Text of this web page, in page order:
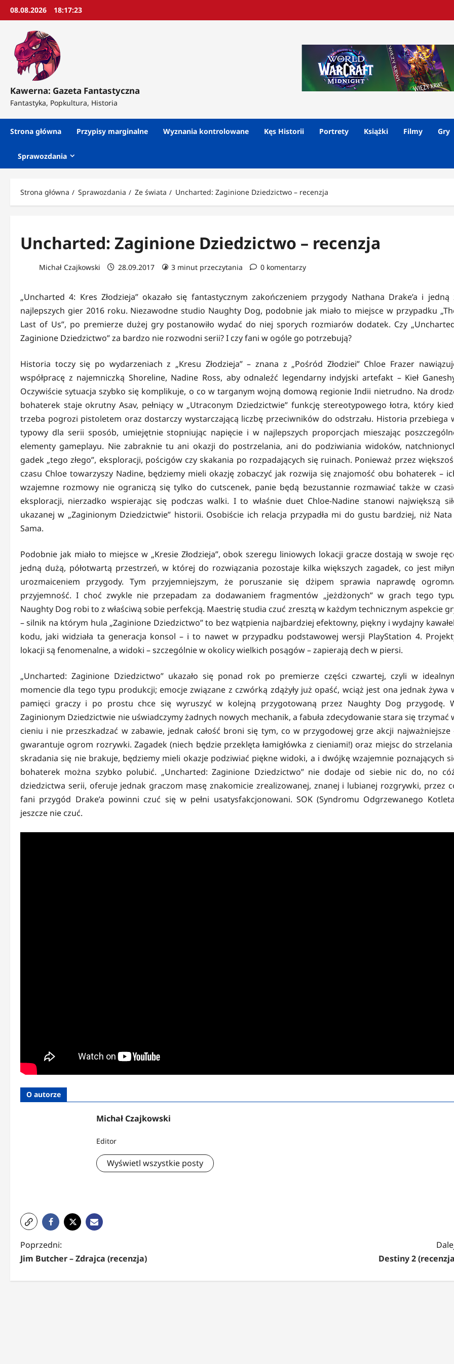
Przejdź
08.08.2026 18:17:25
Kawerna: Gazeta Fantastyczna
Fantastyka, Popkultura, Historia
Strona główna Przypisy marginalne Wyznania kontrolowane Kęs Historii Portrety Książki Filmy Gry
Sprawozdania
Strona główna Sprawozdania Ze świata Uncharted: Zaginione Dziedzictwo – recenzja
Uncharted: Zaginione Dziedzictwo – recenzja
Michał Czajkowski 28.09.2017 3 minut przeczytania 0 komentarzy
„Uncharted 4: Kres Złodzieja” okazało się fantastycznym zakończeniem przygody Nathana Drake’a i jedną
najlepszych gier 2016 roku. Niezawodne studio Naughty Dog, podobnie jak miało to miejsce w przypadku
Last of Us”, po premierze dużej gry postanowiło wydać do niej sporych rozmiarów dodatek. Czy
Zaginione Dziedzictwo” za bardzo nie rozwodni serii? I czy fani w ogóle go potrzebują?
Historia toczy się po wydarzeniach z „Kresu Złodzieja” – znana z „Pośród Złodziei” Chloe Frazer
współpracę z najemniczką Shoreline, Nadine Ross, aby odnaleźć legendarny indyjski artefakt – Kieł
Oczywiście sytuacja szybko się komplikuje, o co w targanym wojną domową regionie Indii nietrudno. Na
bohaterek staje okrutny Asav, pełniący w „Utraconym Dziedzictwie” funkcję stereotypowego łotra, który
trzeba pogrozi pistoletem oraz dostarczy wystarczającą liczbę przeciwników do odstrzału. Historia przebiega
typowy dla serii sposób, umiejętnie stopniując napięcie i w najlepszych proporcjach mieszając
elementy gameplayu. Nie zabraknie tu ani okazji do postrzelania, ani do podziwiania widoków,
gadek „tego złego”, eksploracji, pościgów czy skakania po rozpadających się ruinach. Ponieważ przez
czasu Chloe towarzyszy Nadine, będziemy mieli okazję zobaczyć jak rozwija się znajomość obu bohaterek –
wzajemne rozmowy nie ograniczą się tylko do cutscenek, panie będą bezustannie rozmawiać także w
eksploracji, nierzadko wspierając się podczas walki. I to właśnie duet Chloe-Nadine stanowi największą
ukazanej w „Zaginionym Dziedzictwie” historii. Osobiście ich relacja przypadła mi do gustu bardziej, niż
Sama.
Podobnie jak miało to miejsce w „Kresie Złodzieja”, obok szeregu liniowych lokacji gracze dostają w swoje
jedną dużą, półotwartą przestrzeń, w której do rozwiązania pozostaje kilka większych zagadek, co jest
urozmaiceniem przygody. Tym przyjemniejszym, że poruszanie się dżipem sprawia naprawdę
przyjemność. I choć zwykle nie przepadam za dodawaniem fragmentów „jeżdżonych” w grach tego
Naughty Dog robi to z właściwą sobie perfekcją. Maestrię studia czuć zresztą w każdym technicznym aspekcie
– silnik na którym hula „Zaginione Dziedzictwo” to bez wątpienia najbardziej efektowny, piękny i wydajny
kodu, jaki widziała ta generacja konsol – i to nawet w przypadku podstawowej wersji PlayStation 4.
lokacji są fenomenalne, a widoki – szczególnie w okolicy wielkich posągów – zapierają dech w piersi.
„Uncharted: Zaginione Dziedzictwo” ukazało się ponad rok po premierze części czwartej, czyli w
momencie dla tego typu produkcji; emocje związane z czwórką zdążyły już opaść, wciąż jest ona jednak żywa
pamięci graczy i po prostu chce się wyruszyć w kolejną przygotowaną przez Naughty Dog przygodę.
Zaginionym Dziedzictwie nie uświadczymy żadnych nowych mechanik, a fabuła zdecydowanie stara się trzymać
cieniu i nie przeszkadzać w zabawie, jednak całość broni się tym, co w przygodowej grze akcji najważniejsze
gwarantuje ogrom rozrywki. Zagadek (niech będzie przeklęta łamigłówka z cieniami!) oraz miejsc do
skradania się nie brakuje, będziemy mieli okazje podziwiać piękne widoki, a i dwójkę wzajemnie poznających
bohaterek można szybko polubić. „Uncharted: Zaginione Dziedzictwo” nie dodaje od siebie nic do, no
dziedzictwa serii, oferuje jednak graczom masę znakomicie zrealizowanej, znanej i lubianej rozgrywki, przez
fani przygód Drake’a powinni czuć się w pełni usatysfakcjonowani. SOK (Syndromu Odgrzewanego
jeszcze nie czuć.
O autorze
Michał Czajkowski
Editor
Wyświetl wszystkie posty
Z
o
b
Poprzedni:
Jim Butcher – Zdrajca (recenzja)
Destiny 2